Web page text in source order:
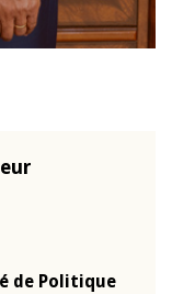
de Politique